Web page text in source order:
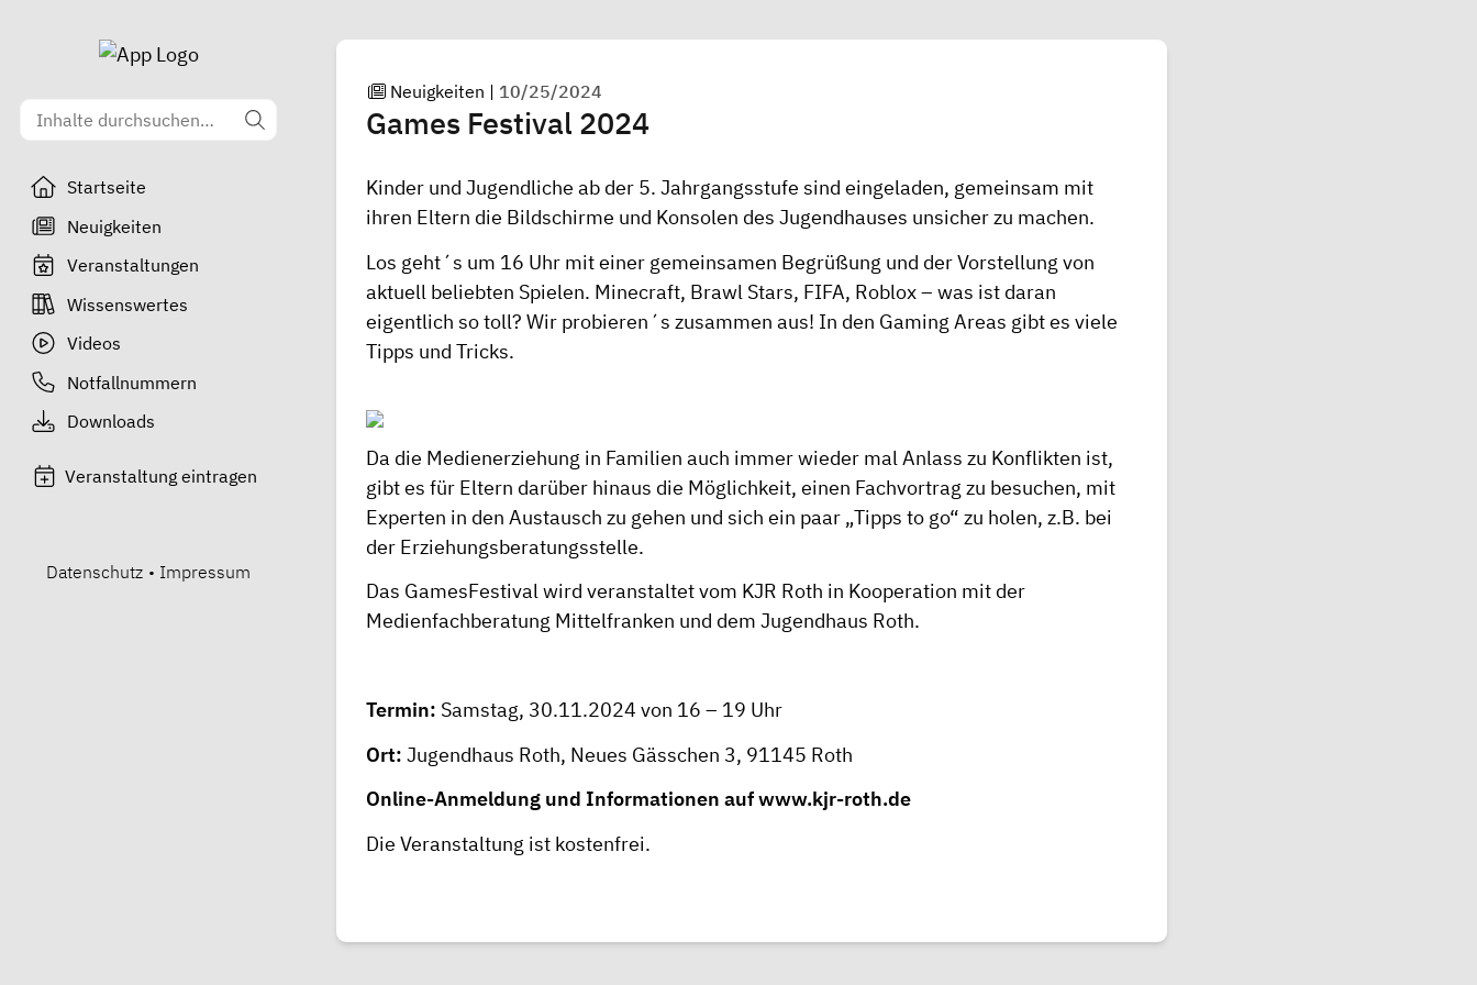
Startseite
Neuigkeiten
Veranstaltungen
Wissenswertes
Videos
Notfallnummern
Downloads
Veranstaltung eintragen
Datenschutz • Impressum
Neuigkeiten | 10/25/2024
Games Festival 2024
Kinder und Jugendliche ab der 5. Jahrgangsstufe sind eingeladen, gemeinsam mit
ihren Eltern die Bildschirme und Konsolen des Jugendhauses unsicher zu machen.
Los geht´s um 16 Uhr mit einer gemeinsamen Begrüßung und der Vorstellung von
aktuell beliebten Spielen. Minecraft, Brawl Stars, FIFA, Roblox – was ist daran
eigentlich so toll? Wir probieren´s zusammen aus! In den Gaming Areas gibt es viele
Tipps und Tricks.
Da die Medienerziehung in Familien auch immer wieder mal Anlass zu Konflikten ist,
gibt es für Eltern darüber hinaus die Möglichkeit, einen Fachvortrag zu besuchen, mit
Experten in den Austausch zu gehen und sich ein paar „Tipps to go“ zu holen, z.B. bei
der Erziehungsberatungsstelle.
Das GamesFestival wird veranstaltet vom KJR Roth in Kooperation mit der
Medienfachberatung Mittelfranken und dem Jugendhaus Roth.
Termin: Samstag, 30.11.2024 von 16 – 19 Uhr
Ort: Jugendhaus Roth, Neues Gässchen 3, 91145 Roth
Online-Anmeldung und Informationen aufwww.kjr-roth.de
Die Veranstaltung ist kostenfrei.